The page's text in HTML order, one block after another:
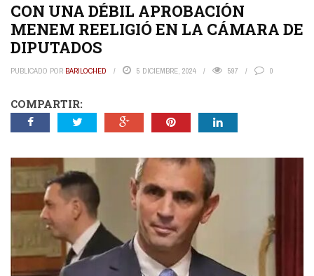
CON UNA DÉBIL APROBACIÓN
MENEM REELIGIÓ EN LA CÁMARA DE
DIPUTADOS
PUBLICADO POR BARILOCHED 5 DICIEMBRE, 2024 597 0
COMPARTIR: